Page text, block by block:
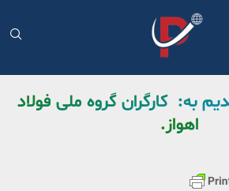
به: كارگران گروه ملی فولاد
اهواز.